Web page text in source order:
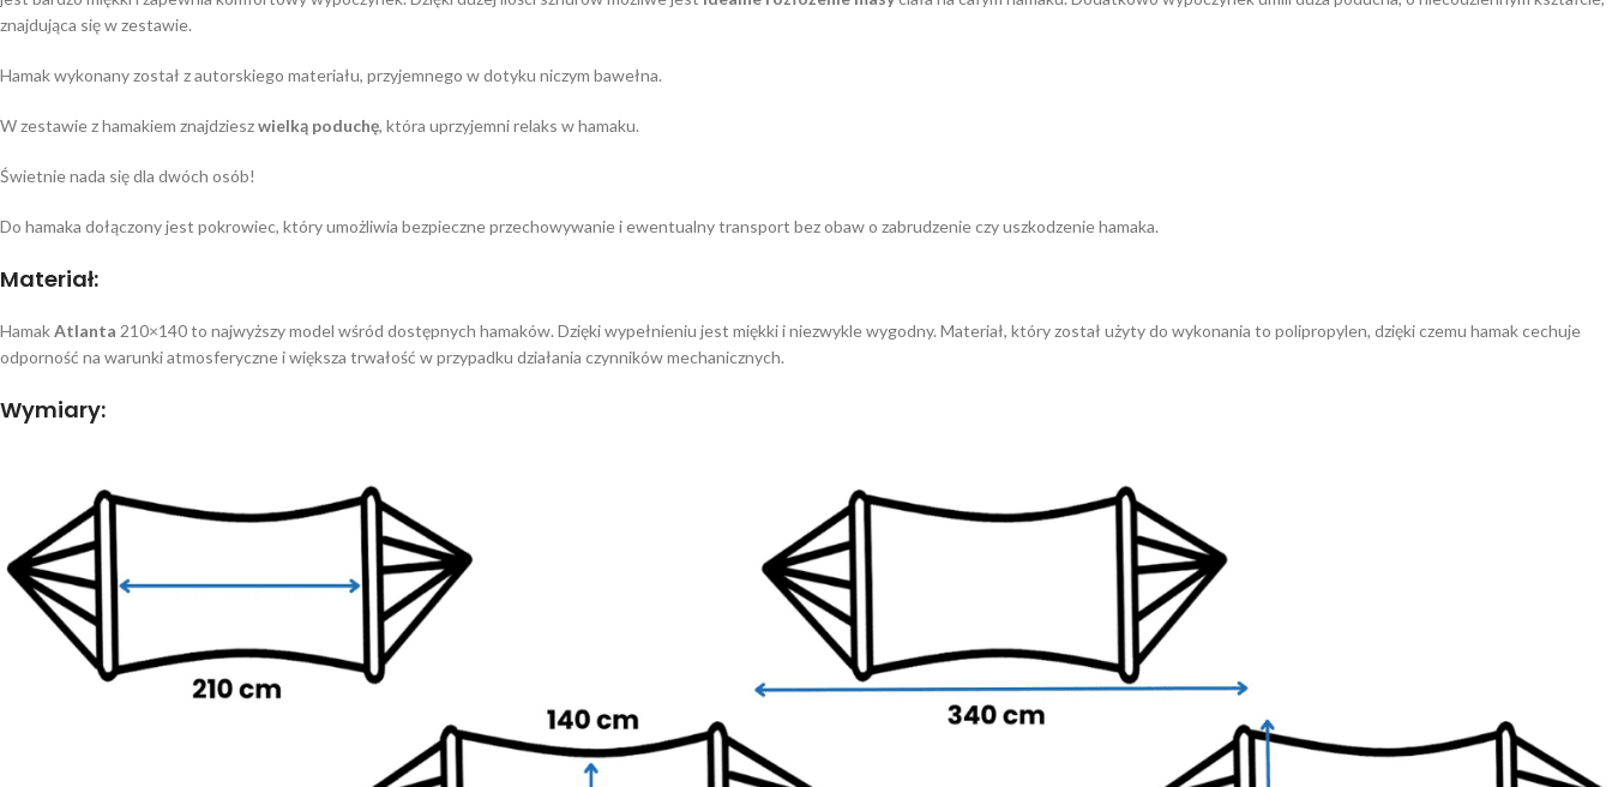
znajdująca się w zestawie.
Hamak wykonany został z autorskiego materiału, przyjemnego w dotyku niczym bawełna.
W zestawie z hamakiem znajdzieszwielką poduchę, która uprzyjemni relaks w hamaku.
Świetnie nada się dla dwóch osób!
Do hamaka dołączony jest pokrowiec, który umożliwia bezpieczne przechowywanie i ewentualny transport bez obaw o zabrudzenie czy uszkodzenie hamaka.
Materiał:
HamakAtlanta 210×140 to najwyższy model wśród dostępnych hamaków. Dzięki wypełnieniu jest miękki i niezwykle wygodny. Materiał, który został użyty do wykonania to polipropylen, dzięki czemu hamak cechuje
odporność na warunki atmosferyczne i większa trwałość w przypadku działania czynników mechanicznych.
Wymiary: